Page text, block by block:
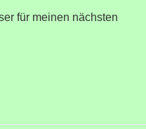
für meinen nächsten